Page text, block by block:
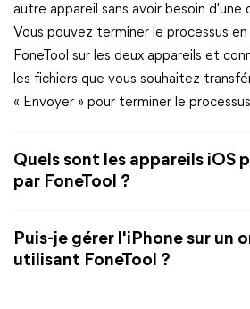
autre appareil sans avoir besoin d'une
Vous pouvez terminer le processus
FoneTool sur les deux appareils et
les fichiers que vous souhaitez
« Envoyer » pour terminer le
Quels sont les appareils iOS
par FoneTool ?
Puis-je gérer l'iPhone sur un
utilisant FoneTool ?